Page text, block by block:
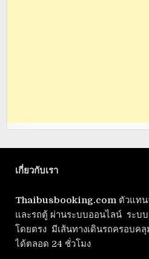
เกี่ยวกับเรา
Thaibusbooking.com ตัวแท
และรถตู้ ผ่านระบบออนไลน์ ระบ
โดยตรง มีเส้นทางเดินรถครอบค
ได้ตลอด 24 ชั่วโมง